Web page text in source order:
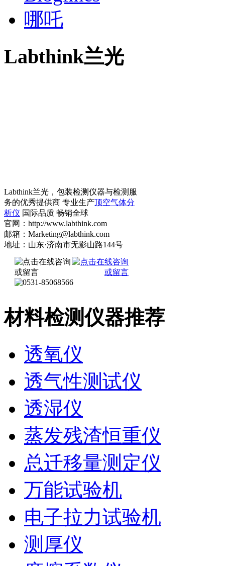
哪吒
Labthink兰光
Labthink兰光，包装检测仪器与检测服
务的优秀提供商 专业生产顶空气体分
析仪 国际品质 畅销全球
官网：http://www.labthink.com
邮箱：Marketing@labthink.com
地址：山东·济南市无影山路144号
材料检测仪器推荐
透氧仪
透气性测试仪
透湿仪
蒸发残渣恒重仪
总迁移量测定仪
万能试验机
电子拉力试验机
测厚仪